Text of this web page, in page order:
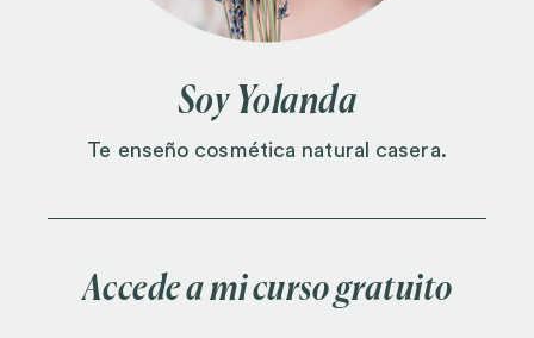
Soy Yolanda
Te enseño cosmética natural casera.
Accede a mi curso gratuito